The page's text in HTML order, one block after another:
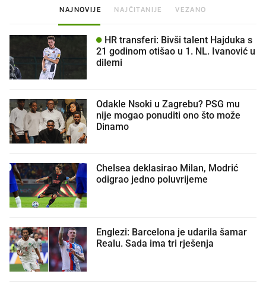
NAJNOVIJE NAJČITANIJE VEZANO
HR transferi: Bivši talent Hajduka s
21 godinom otišao u 1. NL. Ivanović u
dilemi
Odakle Nsoki u Zagrebu? PSG mu
nije mogao ponuditi ono što može
Dinamo
Chelsea deklasirao Milan, Modrić
odigrao jedno poluvrijeme
Englezi: Barcelona je udarila šamar
Realu. Sada ima tri rješenja